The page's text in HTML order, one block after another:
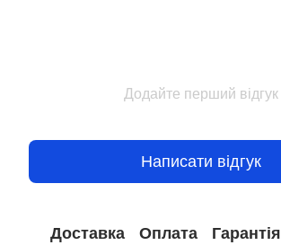
Додайте перший відгук
Написати відгук
Доставка Оплата Гарантія